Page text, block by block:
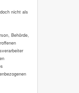
nicht als
Behörde,